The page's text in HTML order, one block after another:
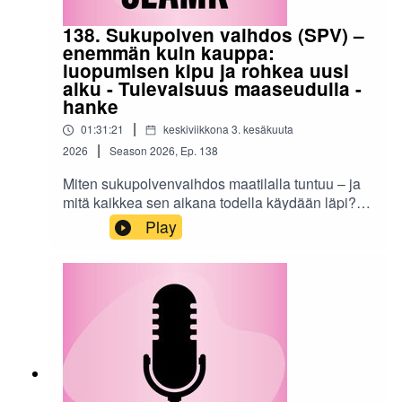
Kaihlamäki, Seinäjoen ammattikorkeakoulu.
138. Sukupolven vaihdos (SPV) –
enemmän kuin kauppa:
luopumisen kipu ja rohkea uusi
alku - Tulevaisuus maaseudulla -
hanke
01:31:21 |
keskiviikkona 3. kesäkuuta
2026
| Season 2026, Ep. 138
Miten sukupolvenvaihdos maatilalla tuntuu – ja
mitä kaikkea sen aikana todella käydään läpi?
Tässä jaksossa pureudutaan maatilojen
sukupolvenvaihdokseen inhimillisestä
näkökulmasta: päätöksiin, vastuuseen,
tunteisiin.Juontajina toimivat Päivi Kasari
(ProAgria Etelä-Pohjanmaa) ja Anna Rauha
(SEAMK), ja keskusteluun tuovat
asiantuntemuksensa mukaan työkykyneuvoja
Johanna Lehtonen (Mela) sekä
opiskelijayrittäjyys- ja kumppanuusvastaava
Play